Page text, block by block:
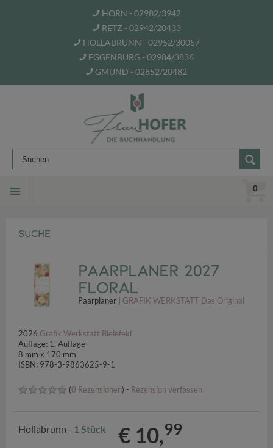
HORN - 02982/3942
RETZ - 02942/20433
HOLLABRUNN - 02952/30057
EGGENBURG - 02984/3836
GMÜND - 02852/20482
0
SUCHE
Paarplaner 2027
Floral
Paarplaner | GRAFIK WERKSTATT Das Original
2026 Grafik Werkstatt Bielefeld
Auflage: 1. Auflage
8 mm x 170 mm
ISBN: 978-3-9863625-9-1
(0 Rezensionen) - Rezension verfassen
Hollabrunn - 1 Stück € 10,99